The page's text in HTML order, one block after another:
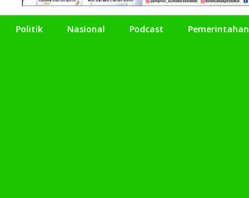
Politik Nasional Podcast Pemerintahan